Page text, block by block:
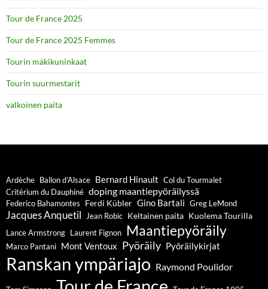
Tour de France 2025
Tour de France 2025 Femmes
Tourin mäkikuninkaat
Tourin suurmestarit
valkoinen paita
Ardèche Ballon d’Alsace Bernard Hinault Col du Tourmalet
Critérium du Dauphiné doping maantiepyöräilyssä
Federico Bahamontes Ferdi Kübler Gino Bartali Greg LeMond
Jacques Anquetil Jean Robic Keltainen paita Kuolema Tourilla
Lance Armstrong Laurent Fignon Maantiepyöräily
Marco Pantani Mont Ventoux Pyöräily Pyöräilykirjat
Ranskan ympäriajo Raymond Poulidor